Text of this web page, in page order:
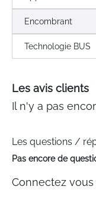
Encombrant
Technologie BUS
Les avis clients
Il n'y a pas
Les questions /
Pas encore de
Connectez